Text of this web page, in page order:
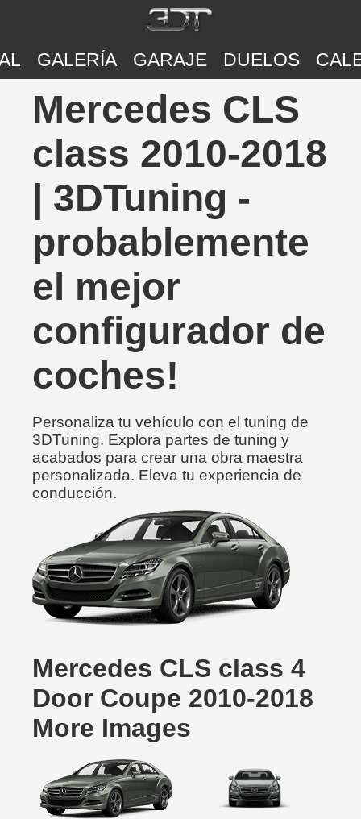
GALERÍA GARAJE DUELOS
Mercedes CLS
class 2010-2018
| 3DTuning -
probablemente
el mejor
configurador de
coches!
Personaliza tu vehículo con el tuning de
3DTuning. Explora partes de tuning y
acabados para crear una obra maestra
personalizada. Eleva tu experiencia de
conducción.
Mercedes CLS class 4
Door Coupe 2010-2018
More Images